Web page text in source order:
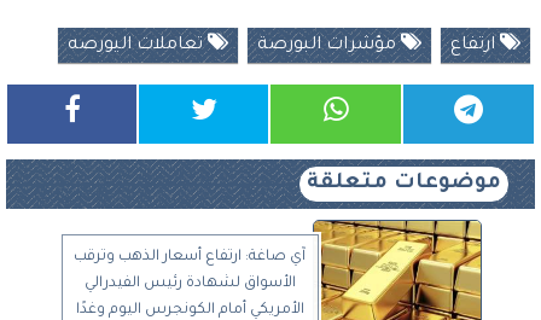
ارتفاع مؤشرات البورصة تعاملات اليورصه
موضوعات متعلقة
آي صاغة: ارتفاع أسعار الذهب وترقب
الأسواق لشهادة رئيس الفيدرالي
الأمريكي أمام الكونجرس اليوم وغدًا